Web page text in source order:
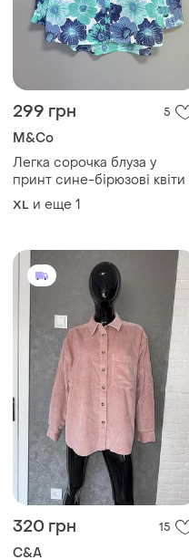
299 грн 5
M&Co
Легка сорочка блуза у
принт сине-бірюзові квіти
XL и еще 1
320 грн 15
C&A